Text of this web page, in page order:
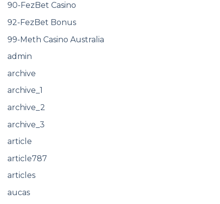
90-FezBet Casino
92-FezBet Bonus
99-Meth Casino Australia
admin
archive
archive_1
archive_2
archive_3
article
article787
articles
aucas